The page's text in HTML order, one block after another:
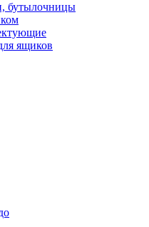
бутылочницы
ящиков